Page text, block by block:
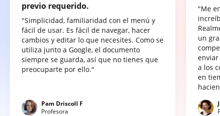
previo requerido.
"Simplicidad, familiaridad con el menú y
fácil de usar. Es fácil de navegar, hacer
cambios y editar lo que necesites. Como se
utiliza junto a Google, el documento
siempre se guarda, así que no tienes que
preocuparte por ello."
Pam Driscoll F
Profesora
"Me
un
a los
en